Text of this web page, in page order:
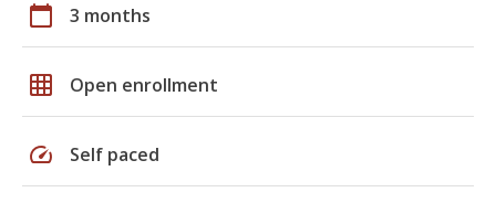
calendar_today 3 months
grid_on Open enrollment
speed Self paced